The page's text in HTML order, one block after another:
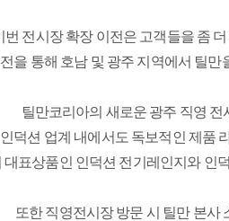
번 전시장 확장 이전은 고객들을 좀
을 통해 호남 및 광주 지역에서 틸
틸만코리아의 새로운 광주 직영
덕션 업계 내에서도 독보적인 제품
대표상품인 인덕션 전기레인지와 인
또한 직영전시장 방문 시 틸만 본사